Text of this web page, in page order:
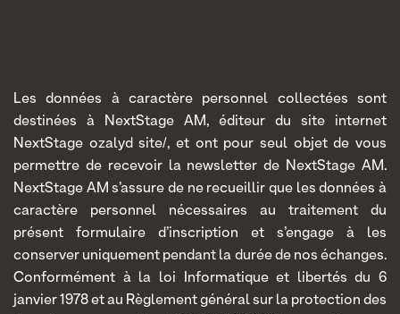
Les données à caractère personnel collectées sont
destinées à NextStage AM, éditeur du site internet
NextStage ozalyd site/, et ont pour seul objet de vous
permettre de recevoir la newsletter de NextStage AM.
NextStage AM s’assure de ne recueillir que les données à
caractère personnel nécessaires au traitement du
présent formulaire d’inscription et s’engage à les
conserver uniquement pendant la durée de nos échanges.
Conformément à la loi Informatique et libertés du 6
janvier 1978 et au Règlement général sur la protection des